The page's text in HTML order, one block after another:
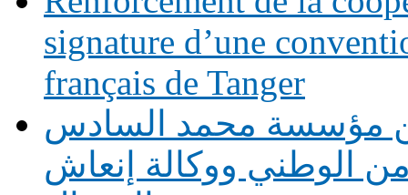
signature d’une
français de Tanger
مؤسسة محمد السادس
الوطني ووكالة إنعاش